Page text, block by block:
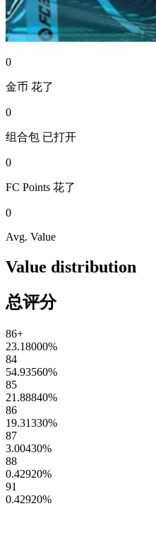
0
金币 花了
0
组合包 已打开
0
FC Points 花了
0
Avg. Value
Value distribution
总评分
86+
23.18000%
84
54.93560%
85
21.88840%
86
19.31330%
87
3.00430%
88
0.42920%
91
0.42920%